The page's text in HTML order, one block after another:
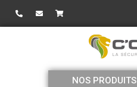
NOS PRODUITS